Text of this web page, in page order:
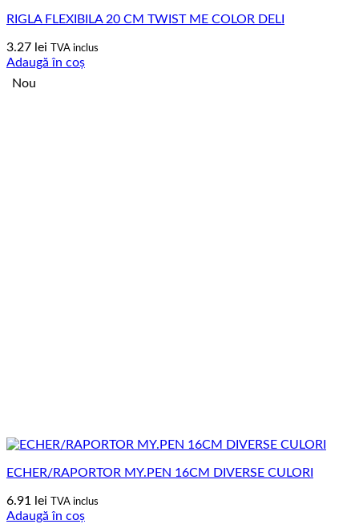
RIGLA FLEXIBILA 20 CM TWIST ME COLOR DELI
3.27 lei TVA inclus
Adaugă în coș
Nou
ECHER/RAPORTOR MY.PEN 16CM DIVERSE CULORI
6.91 lei TVA inclus
Adaugă în coș